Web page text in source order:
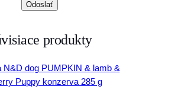
produkty